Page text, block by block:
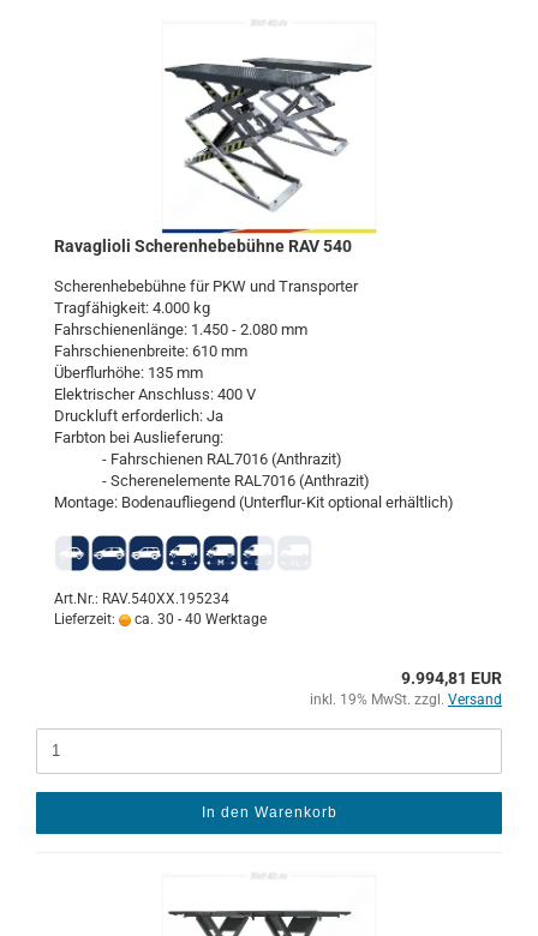
Ra­vaglio­li Sche­ren­he­be­büh­ne RAV 540
Sche­ren­he­be­büh­ne für PKW und Trans­por­ter
Trag­fä­hig­keit: 4.000 kg
Fahr­schie­nen­län­ge: 1.450 - 2.080 mm
Fahr­schie­nen­brei­te: 610 mm
Über­flur­hö­he: 135 mm
Elek­tri­scher An­schluss: 400 V
Druck­luft er­for­der­lich: Ja
Farb­ton bei Aus­lie­fe­rung:
- Fahr­schie­nen RAL7016 (An­thra­zit)
- Sche­ren­ele­men­te RAL7016 (An­thra­zit)
Mon­ta­ge: Bo­den­auf­lie­gend (Unterflur-​Kit op­tio­nal er­hält­lich)
Art.Nr.: RAV.540XX.195234
Lieferzeit:
ca. 30 - 40 Werktage
9.994,81 EUR
inkl. 19% MwSt. zzgl. Versand
In den Warenkorb